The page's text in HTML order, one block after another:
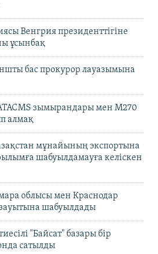
Венгрия президенттігіне
ұсынбақ
бас прокурор лауазымына
зымырандары мен M270
алмақ
мұнайының экспортына
шабуылдамауға келіскен
облысы мен Краснодар
шабуылдады
"Байсат" базары бір
сатылды